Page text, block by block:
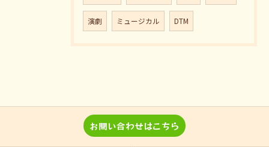
演劇 ミュージカル DTM
お問い合わせはこちら